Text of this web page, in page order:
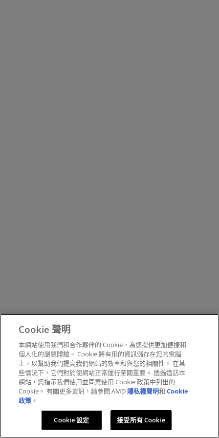
Cookie 聲明
本網站使用我們和合作夥伴的 Cookie，為您提供更加便捷和
個人化的瀏覽體驗。 Cookie 將有用的資訊儲存在您的電腦
上，以幫助我們提高我們網站的效率和與您的相關性。 在某
些情況下，它們對於使網站正常運行至關重要。 透過造訪本
網站，您指示我們使用並同意使用 Cookie 政策中列出的
Cookie。 有關更多資訊，請參閱 AMD 隱私權聲明和Cookie
政策 。
Cookie 設定 接受所有 Cookie